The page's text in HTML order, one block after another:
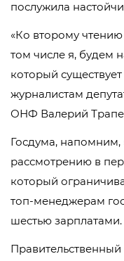
послужила
«Ко второму
том числе я, будем
который
журналистам
ОНФ Валерий
Госдума, напомним,
рассмотрению в
который
топ-менеджерам
шестью зарплатами.